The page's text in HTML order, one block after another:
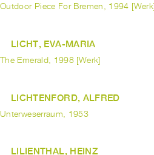
Outdoor Piece For Bremen, 1994 [Werk]
LICHT, EVA-MARIA
The Emerald, 1998 [Werk]
LICHTENFORD, ALFRED
Unterweserraum, 1953
LILIENTHAL, HEINZ